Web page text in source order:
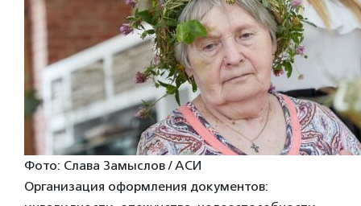
Фото: Слава Замыслов / АСИ
Организация оформления документов: